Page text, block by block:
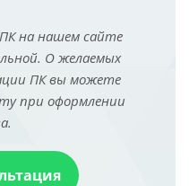
на нашем сайте
О желаемых
ПК вы можете
при оформлении